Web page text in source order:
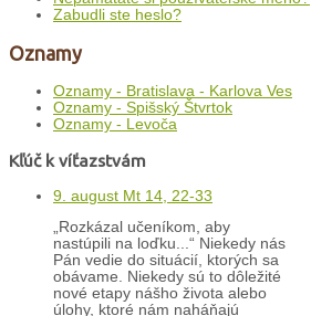
Zabudli ste heslo?
Oznamy
Oznamy - Bratislava - Karlova Ves
Oznamy - Spišský Štvrtok
Oznamy - Levoča
Kľúč k víťazstvám
9. august Mt 14, 22-33
„Rozkázal učeníkom, aby
nastúpili na loďku...“ Niekedy nás
Pán vedie do situácií, ktorých sa
obávame. Niekedy sú to dôležité
nové etapy nášho života alebo
úlohy, ktoré nám naháňajú